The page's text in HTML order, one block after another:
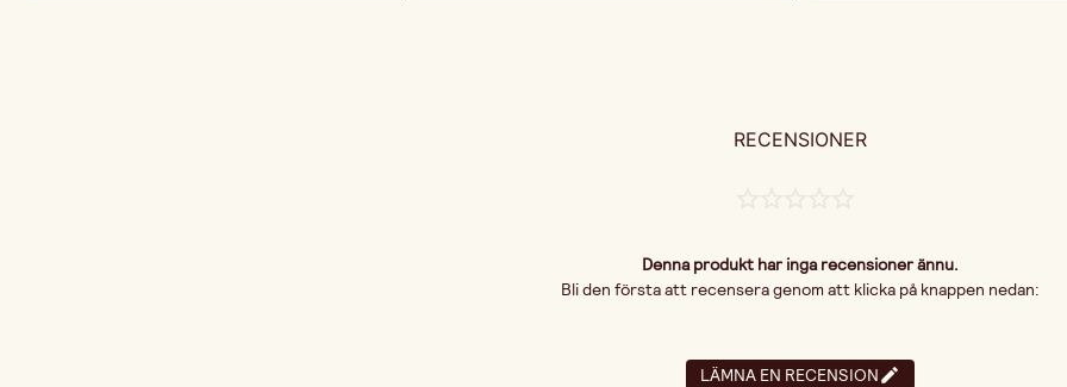
RECENSIONER
Denna produkt har inga recensioner ännu.
Bli den första att recensera genom att klicka på knappen nedan:
LÄMNA EN RECENSION